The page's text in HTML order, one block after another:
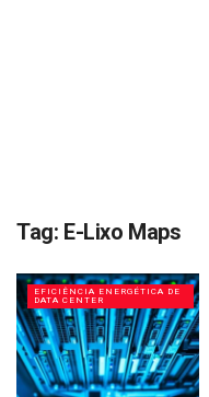
Tag: E-Lixo Maps
EFICIÊNCIA ENERGÉTICA DE
DATA CENTER